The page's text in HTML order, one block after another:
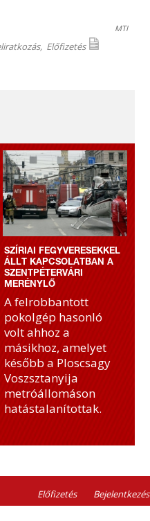
MTI
Előfizetés
SZÍRIAI FEGYVERESEKKEL
ÁLLT KAPCSOLATBAN A
SZENTPÉTERVÁRI
MERÉNYLŐ
A felrobbantott
pokolgép hasonló
volt ahhoz a
másikhoz, amelyet
később a Ploscsagy
Voszsztanyija
metróállomáson
hatástalanítottak.
Előfizetés Bejelentkezés